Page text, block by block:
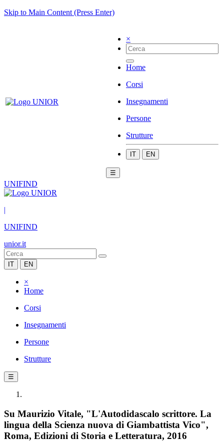
Skip to Main Content (Press Enter)
×
Home
Corsi
Insegnamenti
Persone
Strutture
IT EN
☰
UNIFIND
|
UNIFIND
unior.it
IT EN
×
Home
Corsi
Insegnamenti
Persone
Strutture
☰
Su Maurizio Vitale, "L'Autodidascalo scrittore. La
lingua della Scienza nuova di Giambattista Vico",
Roma, Edizioni di Storia e Letteratura, 2016